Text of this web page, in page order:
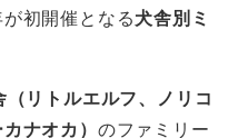
初開催となる犬舎別ミ
（リトルエルフ、ノリコ
ナオカ） のファミリー